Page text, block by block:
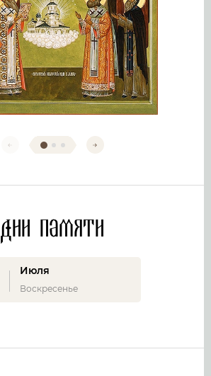
Дни памяти
Июля
Воскресенье